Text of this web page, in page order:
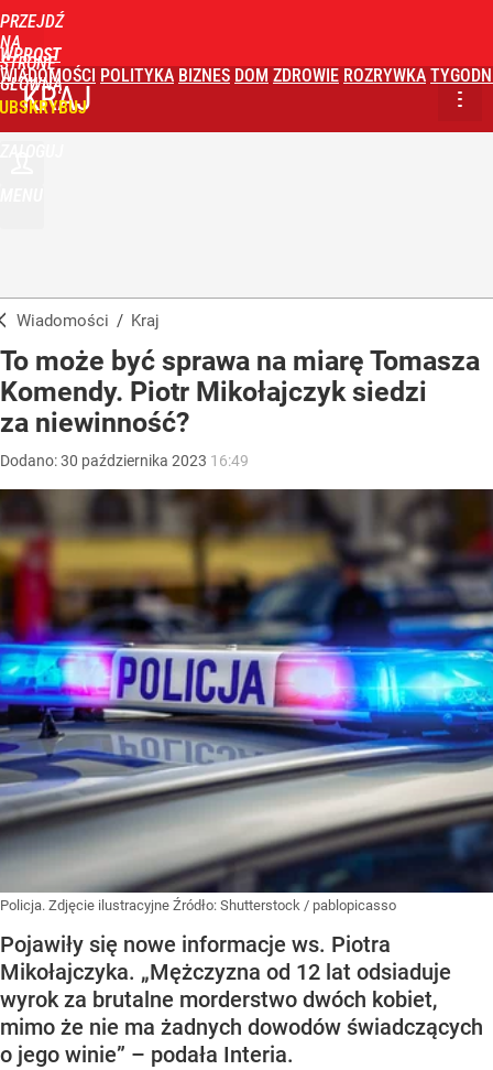
PRZEJDŹ
NA
STRONĘ
GŁÓWNĄ
WPROST
WIADOMOŚCI POLITYKA BIZNES DOM ZDROWIE ROZRYWKA
KRAJ
Wiadomości / Kraj
To może być sprawa na miarę Tomasza
Komendy. Piotr Mikołajczyk siedzi
za niewinność?
Dodano:30 października 2023 16:49
Policja. Zdjęcie ilustracyjne Źródło: Shutterstock / pablopicasso
Pojawiły się nowe informacje ws. Piotra
Mikołajczyka. „Mężczyzna od 12 lat odsiaduje
wyrok za brutalne morderstwo dwóch kobiet,
mimo że nie ma żadnych dowodów świadczących
o jego winie” – podała Interia.